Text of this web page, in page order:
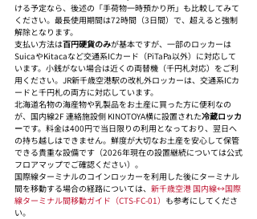
ける予定なら、後述の「手荷物一時預かり所」も比較してみて
ください。最長使用期間は72時間（3日間）で、超えると強制
解除となります。
支払い方法は百円硬貨のみが基本ですが、一部のロッカーは
SuicaやKitacaなど交通系ICカード（PiTaPa以外）に対応して
います。小銭がない場合は近くの両替機（千円札対応）をご利
用ください。JR新千歳空港駅の改札外ロッカーは、交通系ICカ
ードと千円札の両方に対応しています。
北海道名物の海産物や乳製品をお土産に買った方に便利なの
が、国内線2F 連絡施設側 KINOTOYA横に設置された冷蔵ロッカ
ーです。料金は400円で当日限りの利用となっており、翌日へ
の持ち越しはできません。鮮度が大切なお土産を安心して保管
できる貴重な設備です（2026年現在の設置継続については公式
フロアマップでご確認ください）。
国際線ターミナルのコインロッカーを利用した後にターミナル
間を移動する場合の経路については、 新千歳空港 国内線↔国際
線ターミナル間移動ガイド（CTS-FC-01） も参考にしてくださ
い。